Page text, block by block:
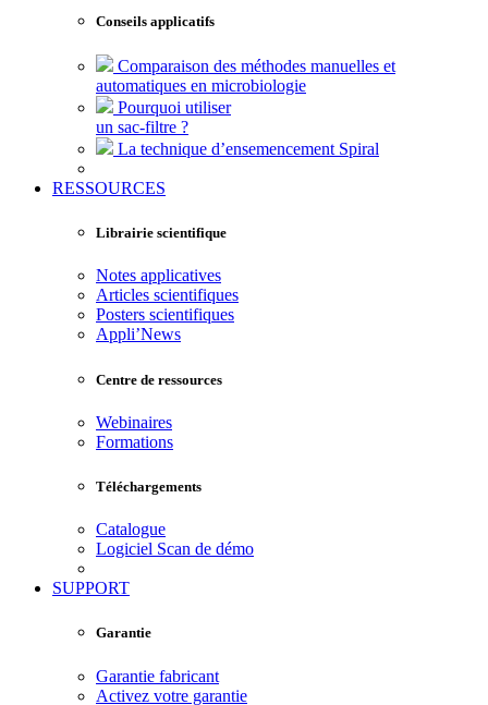
Conseils applicatifs
Comparaison des méthodes manuelles et
automatiques en microbiologie
Pourquoi utiliser
un sac-filtre ?
La technique d’ensemencement Spiral
RESSOURCES
Librairie scientifique
Notes applicatives
Articles scientifiques
Posters scientifiques
Appli’News
Centre de ressources
Webinaires
Formations
Téléchargements
Catalogue
Logiciel Scan de démo
SUPPORT
Garantie
Garantie fabricant
Activez votre garantie